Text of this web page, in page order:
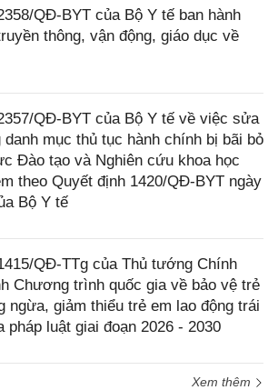
QĐ-BYT của Bộ Y tế ban hành
thông, vận động, giáo dục về
QĐ-BYT của Bộ Y tế về việc sửa
danh mục thủ tục hành chính bị bãi bỏ
Đào tạo và Nghiên cứu khoa học
theo Quyết định 1420/QĐ-BYT ngày
Bộ Y tế
QĐ-TTg của Thủ tướng Chính
Chương trình quốc gia về bảo vệ trẻ
ngừa, giảm thiểu trẻ em lao động trái
pháp luật giai đoạn 2026 - 2030
Xem thêm